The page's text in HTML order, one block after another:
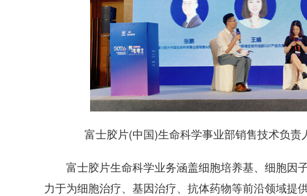
富士胶片(中国)生命科学事业部销售技术负责
富士胶片生命科学业务涵盖细胞培养基、细胞因
力于为细胞治疗、基因治疗、抗体药物等前沿领域提